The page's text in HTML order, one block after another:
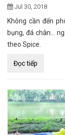
Jul 30, 2018
Không cần đến
bụng, đá chân...
theo Spice.
Đọc tiếp